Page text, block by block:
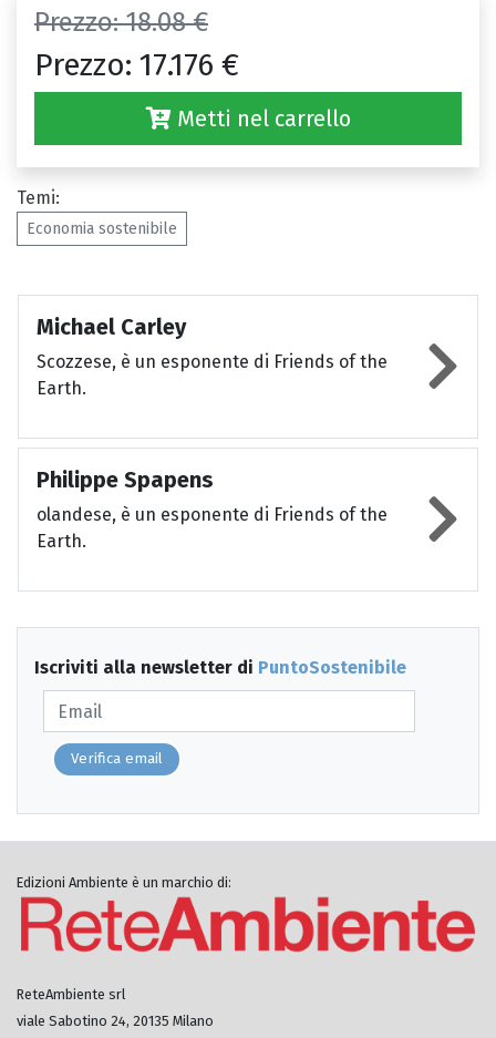
Prezzo:18.08 €
Prezzo: 17.176 €
Metti nel carrello
Temi:
Economia sostenibile
Michael Carley
Scozzese, è un esponente di Friends of the
Earth.
Philippe Spapens
olandese, è un esponente di Friends of the
Earth.
Iscriviti alla newsletter di PuntoSostenibile
Verifica email
Edizioni Ambiente è un marchio di:
ReteAmbiente srl
viale Sabotino 24, 20135 Milano